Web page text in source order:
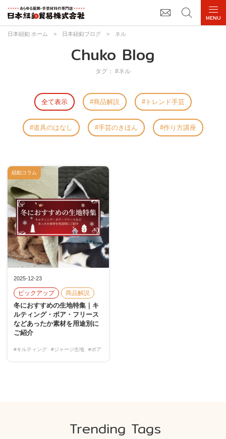
日本紐釦 ホーム > 日本紐釦ブログ > ネル
Chuko Blog
タグ： #ネル
全て表示 商品解説 トレンド手芸
道具のはなし 手芸のきほん 作り方講座
2025-12-23
ピックアップ 商品解説
冬におすすめの生地特集｜キ
ルティング・ボア・フリース
などあったか素材を用途別に
ご紹介
#キルティング #ジャージ生地 #ボア
紐釦コラム
Trending Tags